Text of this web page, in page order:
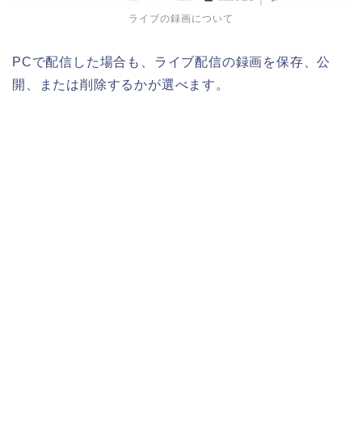
ライブの録画について
PCで配信した場合も、ライブ配信の録画を保存、公
開、または削除するかが選べます。